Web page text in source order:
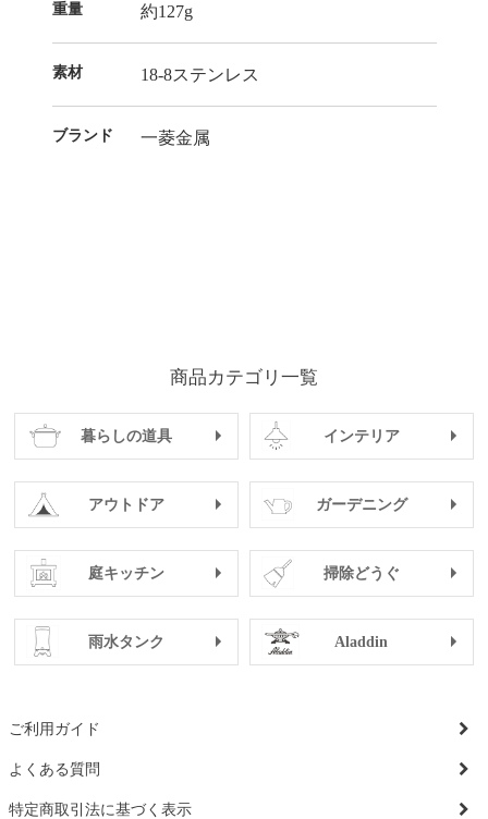
重量 約127g
素材 18-8ステンレス
ブランド 一菱金属
商品カテゴリ一覧
暮らしの道具 インテリア
アウトドア ガーデニング
庭キッチン 掃除どうぐ
雨水タンク Aladdin
ご利用ガイド
よくある質問
特定商取引法に基づく表示